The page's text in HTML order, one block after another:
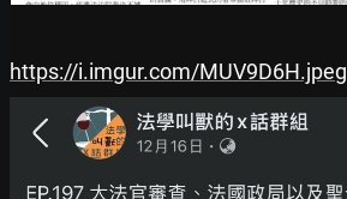
https://i.imgur.com/MUV9D6H.jpeg